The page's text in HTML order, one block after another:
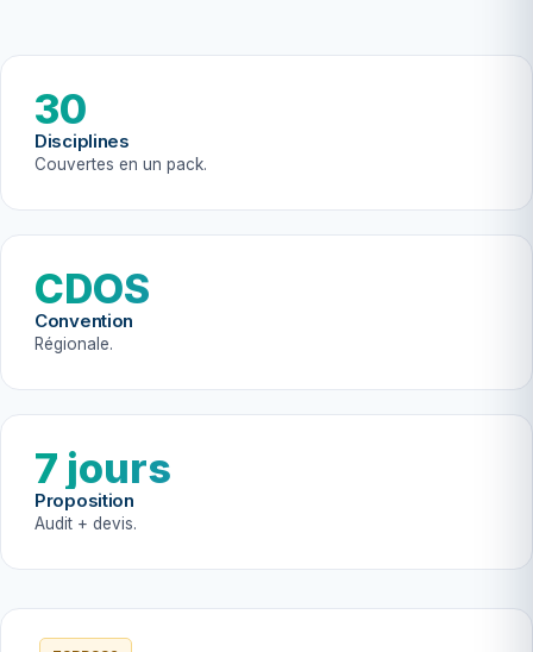
30
Disciplines
Couvertes en un pack.
CDOS
Convention
Régionale.
7 jours
Proposition
Audit + devis.